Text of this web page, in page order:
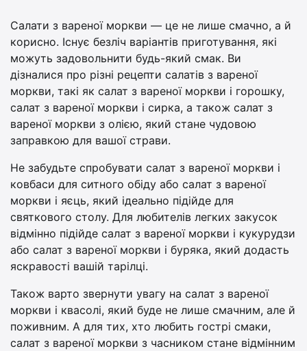
Салати з вареної моркви — це не лише смачно, а й
корисно. Існує безліч варіантів приготування, які
можуть задовольнити будь-який смак. Ви
дізналися про різні рецепти салатів з вареної
моркви, такі як салат з вареної моркви і горошку,
салат з вареної моркви і сирка, а також салат з
вареної моркви з олією, який стане чудовою
заправкою для вашої страви.
Не забудьте спробувати салат з вареної моркви і
ковбаси для ситного обіду або салат з вареної
моркви і яєць, який ідеально підійде для
святкового столу. Для любителів легких закусок
відмінно підійде салат з вареної моркви і кукурудзи
або салат з вареної моркви і буряка, який додасть
яскравості вашій тарілці.
Також варто звернути увагу на салат з вареної
моркви і квасолі, який буде не лише смачним, але й
поживним. А для тих, хто любить гострі смаки,
салат з вареної моркви з часником стане відмінним